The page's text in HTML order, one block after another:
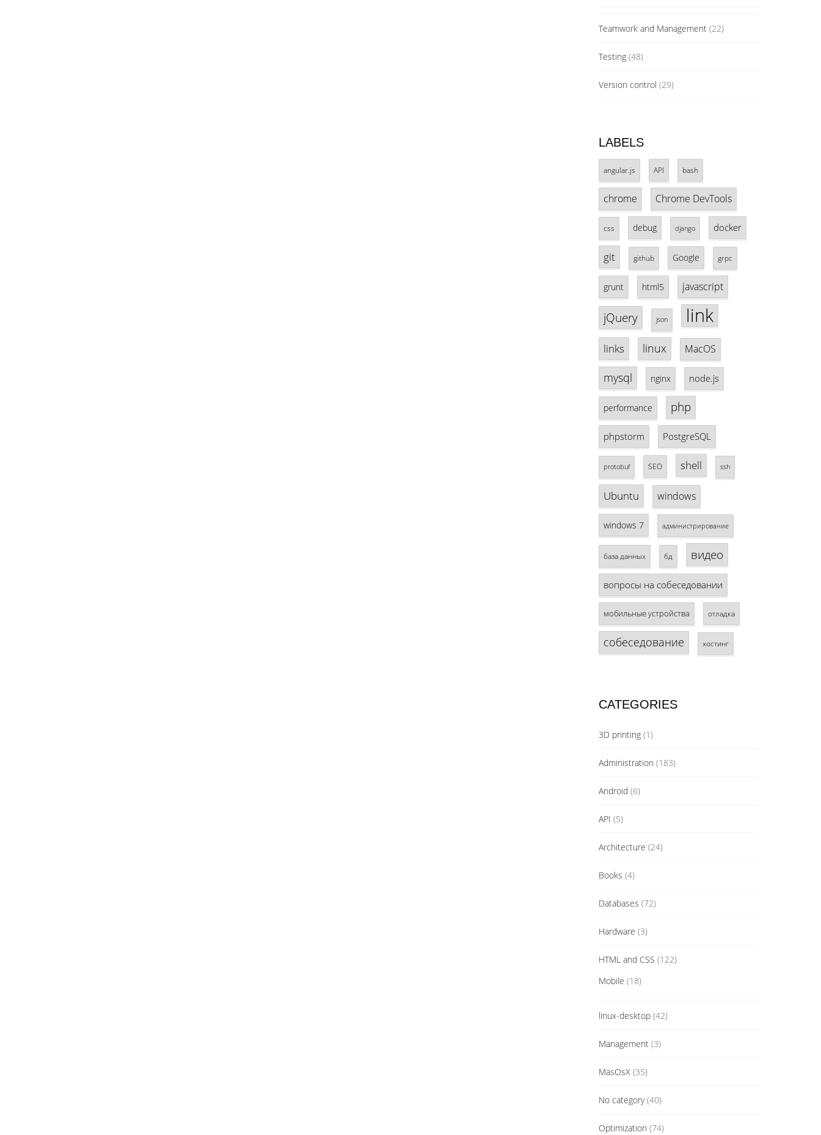
Teamwork and Management(22)
Testing(48)
Version control (29)
LABELS
angular.js API bash
chrome Chrome DevTools
css debug django docker
git github Google grpc
grunt html5 javascript
jQuery json link
links linux MacOS
mysql nginx node.js
performance php
phpstorm PostgreSQL
protobuf SEO shell ssh
Ubuntu windows
windows 7 администрирование
база данных бд видео
вопросы на собеседовании
мобильные устройства отладка
собеседование хостинг
CATEGORIES
3D printing(1)
Administration (183)
Android (6)
API (5)
Architecture (24)
Books (4)
Databases (72)
Hardware (3)
HTML and CSS (122)
Mobile (18)
linux-desktop(42)
Management(3)
MasOsX(35)
No category(40)
Optimization (74)